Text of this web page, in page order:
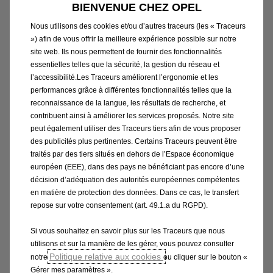
orienté vers le conducteur, et la console centrale
haute donnent une impression de sportivité. Derrière
le volant, unlarge etdiscretcombiné d'instruments
entièrement numériquefournit les informations
essentielles, permettant au conducteur de se
concentrer sur le plaisir de conduire et, en
combinaison avec l'affichage tête haute Intelli-HUD,
d'éviter d'avoir à quitter la route des yeux. Le
conducteur a également la possibilité de déclencher
manuellement ou automatiquement le mode "Pure".
Ce mode réduit le contenu de l'écran d'information du
conducteur, de l'affichage tête haute et de l'affichage
central, ce qui réduit encore les distractions lors de la
Opel, les réglages fréquemment utilisés, tels que la
climatisation, peuvent également être commandés
intuitivement à l'aide de quelques boutons physiques
BIENVENUE CHEZ OPEL
Nous utilisons des cookies et/ou d’autres traceurs (les « Traceurs
») afin de vous offrir la meilleure expérience possible sur notre
site web. Ils nous permettent de fournir des fonctionnalités
essentielles telles que la sécurité, la gestion du réseau et
l’accessibilité.Les Traceurs améliorent l’ergonomie et les
performances grâce à différentes fonctionnalités telles que la
reconnaissance de la langue, les résultats de recherche, et
contribuent ainsi à améliorer les services proposés. Notre site
peut également utiliser des Traceurs tiers afin de vous proposer
des publicités plus pertinentes. Certains Traceurs peuvent être
traités par des tiers situés en dehors de l’Espace économique
européen (EEE), dans des pays ne bénéficiant pas encore d’une
décision d’adéquation des autorités européennes compétentes
en matière de protection des données. Dans ce cas, le transfert
repose sur votre consentement (art. 49.1.a du RGPD).
Si vous souhaitez en savoir plus sur les Traceurs que nous
utilisons et sur la manière de les gérer, vous pouvez consulter
notre Politique relative aux cookies ou cliquer sur le bouton «
Gérer mes paramètres ».